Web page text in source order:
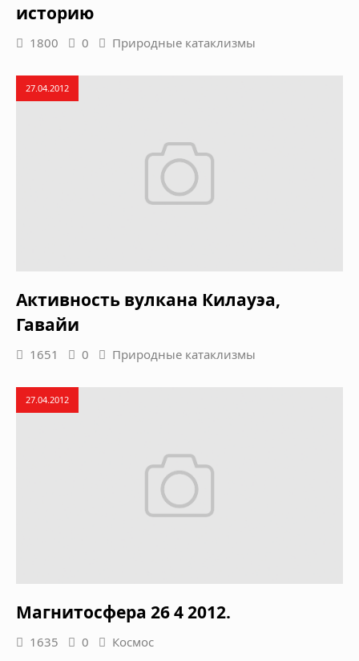
историю
1800 0 Природные катаклизмы
27.04.2012
Активность вулкана Килауэа,
Гавайи
1651 0 Природные катаклизмы
27.04.2012
Магнитосфера 26 4 2012.
1635 0 Космос